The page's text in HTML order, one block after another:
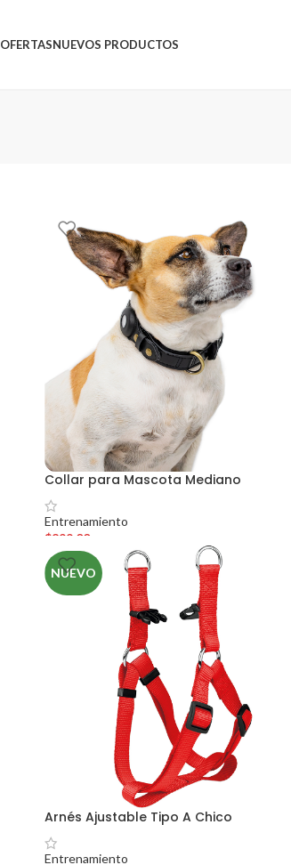
OFERTASNUEVOS PRODUCTOS
Collar para Mascota Mediano
Entrenamiento
$899.00
NUEVO
Arnés Ajustable Tipo A Chico
Entrenamiento